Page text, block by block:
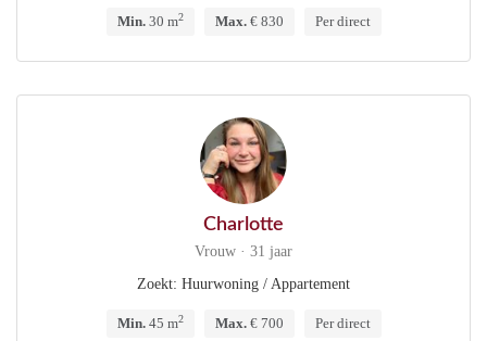
Min.30 m2 Max.€ 830 Per direct
Charlotte
Vrouw · 31 jaar
Zoekt: Huurwoning / Appartement
Min.45 m2 Max.€ 700 Per direct